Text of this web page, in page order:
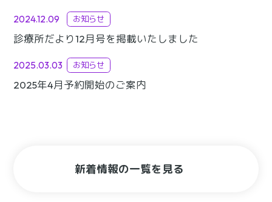
2024.12.09 お知らせ
診療所だより12月号を掲載いたしました
2025.03.03 お知らせ
2025年4月予約開始のご案内
新着情報の一覧を見る